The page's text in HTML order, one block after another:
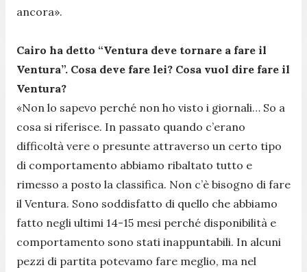
ancora».
Cairo ha detto “Ventura deve tornare a fare il
Ventura”. Cosa deve fare lei? Cosa vuol dire fare il
Ventura?
«Non lo sapevo perché non ho visto i giornali… So a
cosa si riferisce. In passato quando c’erano
difficoltà vere o presunte attraverso un certo tipo
di comportamento abbiamo ribaltato tutto e
rimesso a posto la classifica. Non c’è bisogno di fare
il Ventura. Sono soddisfatto di quello che abbiamo
fatto negli ultimi 14-15 mesi perché disponibilità e
comportamento sono stati inappuntabili. In alcuni
pezzi di partita potevamo fare meglio, ma nel